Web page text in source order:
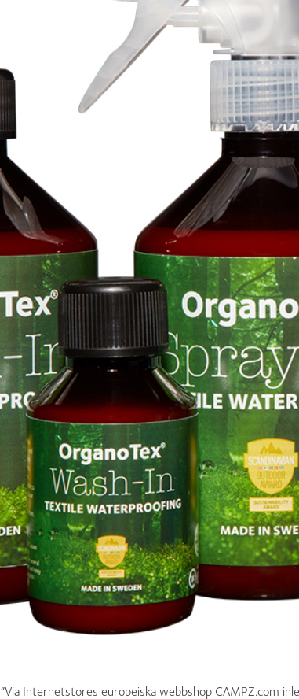
”Via Internetstores europeiska webbshop CAMPZ.com